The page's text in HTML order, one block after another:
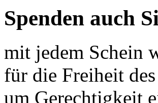
Spenden auch
mit jedem Schein
für die Freiheit
um Gerechtigkeit